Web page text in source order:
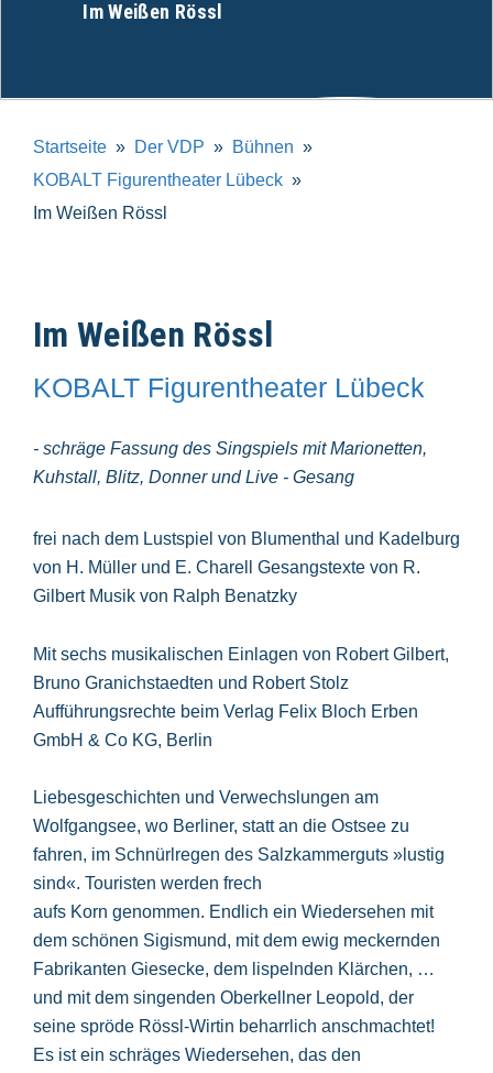
Im Weißen Rössl
Startseite Der VDP
Bühnen
KOBALT Figurentheater Lübeck
Im Weißen Rössl
Im Weißen Rössl
KOBALT Figurentheater Lübeck
- schräge Fassung des Singspiels mit Marionetten,
Kuhstall, Blitz, Donner und Live - Gesang
frei nach dem Lustspiel von Blumenthal und Kadelburg
von H. Müller und E. Charell Gesangstexte von R.
Gilbert Musik von Ralph Benatzky
Mit sechs musikalischen Einlagen von Robert Gilbert,
Bruno Granichstaedten und Robert Stolz
Aufführungsrechte beim Verlag Felix Bloch Erben
GmbH & Co KG, Berlin
Liebesgeschichten und Verwechslungen am
Wolfgangsee, wo Berliner, statt an die Ostsee zu
fahren, im Schnürlregen des Salzkammerguts »lustig
sind«. Touristen werden frech
aufs Korn genommen. Endlich ein Wiedersehen mit
dem schönen Sigismund, mit dem ewig meckernden
Fabrikanten Giesecke, dem lispelnden Klärchen, …
und mit dem singenden Oberkellner Leopold, der
seine spröde Rössl-Wirtin beharrlich anschmachtet!
Es ist ein schräges Wiedersehen, das den